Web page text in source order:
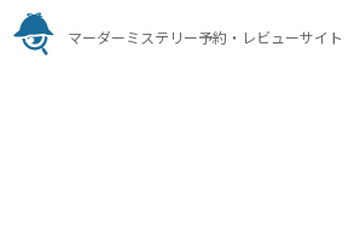
マーダーミステリー予約・レビューサイト